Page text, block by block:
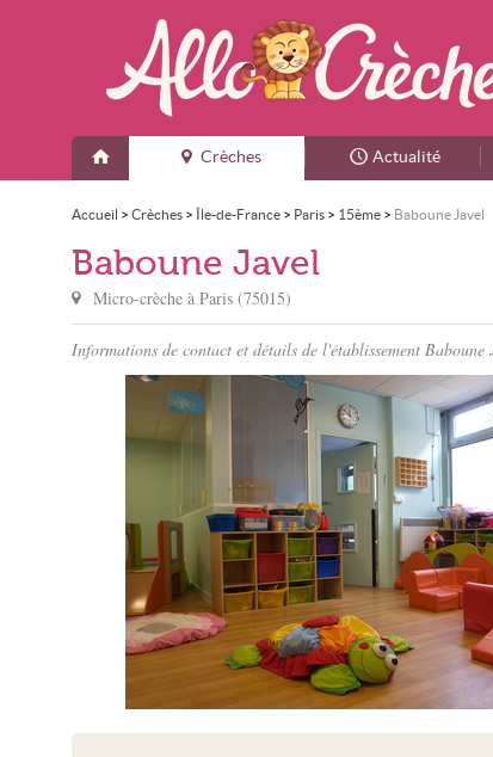
Crèches Actualité
Accueil > Crèches > Île-de-France > Paris > 15ème > Baboune Javel
Baboune Javel
Micro-crèche à Paris (75015)
Informations de contact et détails de l'établissement